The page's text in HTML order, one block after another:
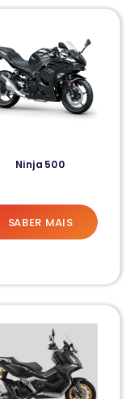
Ninja 500
SABER MAIS